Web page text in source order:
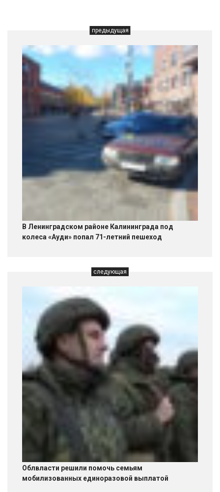
предыдущая
В Ленинградском районе Калининграда под
колеса «Ауди» попал 71-летний пешеход
следующая
Облвласти решили помочь семьям
мобилизованных единоразовой выплатой